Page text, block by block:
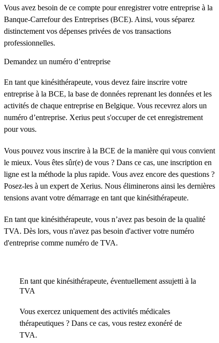
Vous avez besoin de ce compte pour enregistrer votre entreprise à la
Banque-Carrefour des Entreprises (BCE). Ainsi, vous séparez
distinctement vos dépenses privées de vos transactions
professionnelles.
Demandez un numéro d’entreprise
En tant que kinésithérapeute, vous devez faire inscrire votre
entreprise à la BCE, la base de données reprenant les données et les
activités de chaque entreprise en Belgique. Vous recevrez alors un
numéro d’entreprise. Xerius peut s'occuper de cet enregistrement
pour vous.
Vous pouvez vous inscrire à la BCE de la manière qui vous convient
le mieux. Vous êtes sûr(e) de vous ? Dans ce cas, une inscription en
ligne est la méthode la plus rapide. Vous avez encore des questions ?
Posez-les à un expert de Xerius. Nous éliminerons ainsi les dernières
tensions avant votre démarrage en tant que kinésithérapeute.
En tant que kinésithérapeute, vous n’avez pas besoin de la qualité
TVA. Dès lors, vous n'avez pas besoin d'activer votre numéro
d'entreprise comme numéro de TVA.
En tant que kinésithérapeute, éventuellement assujetti à la
TVA
Vous exercez uniquement des activités médicales
thérapeutiques ? Dans ce cas, vous restez exonéré de
TVA.